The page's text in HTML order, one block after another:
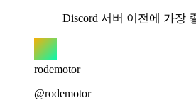
Discord 서버 이전에 가장
rodemotor
@rodemotor